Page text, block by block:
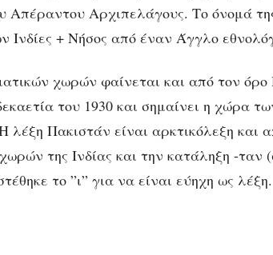
Απέραντου Αρχιπελάγους. Το όνομά
Ινδίες + Νήσος από έναν Άγγλο
χωρών φαίνεται και από τον
του 1930 και σημαίνει η χώρα
Πακιστάν είναι αρκτικόλεξη και
της Ινδίας και την κατάληξη -ταν
το ”ι” για να είναι εύηχη ως λέξη.